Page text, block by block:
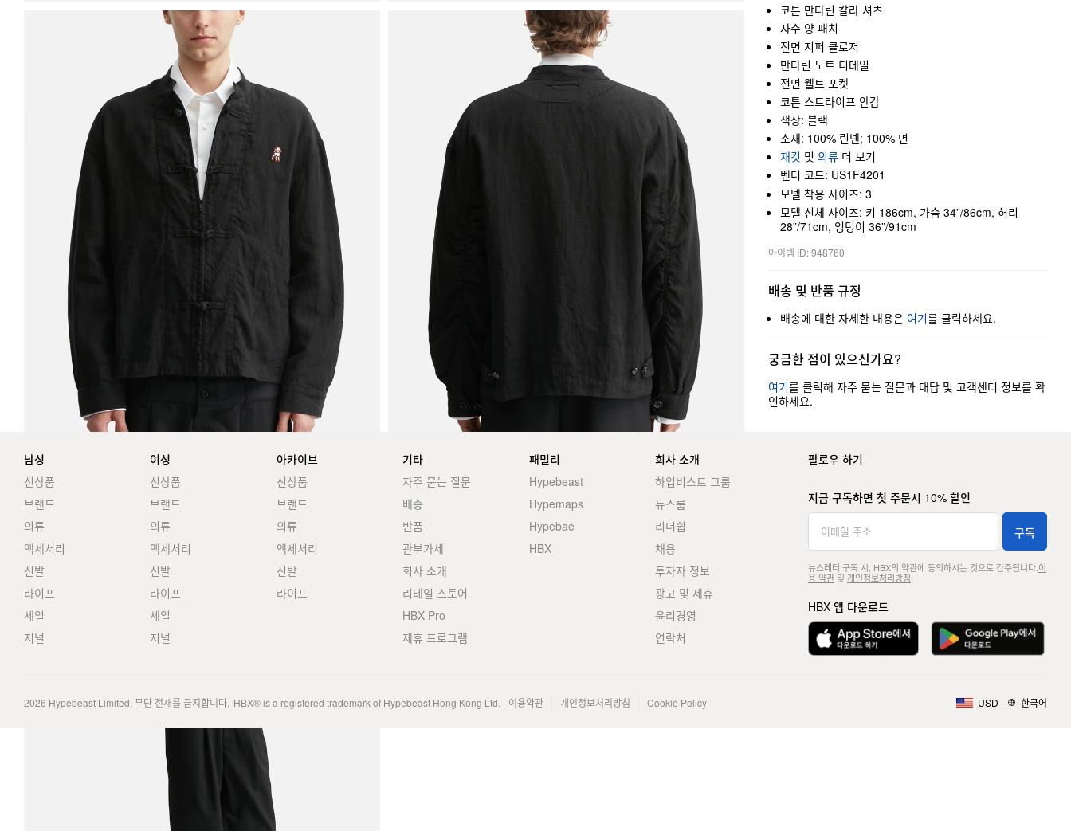
코튼 만다린 칼라 셔츠
자수 양 패치
전면 지퍼 클로저
만다린 노트 디테일
전면 웰트 포켓
코튼 스트라이프 안감
색상: 블랙
소재: 100% 린넨; 100% 면
재킷 및 의류 더 보기
벤더 코드: US1F4201
모델 착용 사이즈: 3
모델 신체 사이즈: 키 186cm, 가슴 34”/86cm, 허리
28”/71cm, 엉덩이 36”/91cm
아이템 ID: 948760
배송 및 반품 규정
배송에 대한 자세한 내용은 여기를 클릭하세요.
궁금한 점이 있으신가요?
여기를 클릭해 자주 묻는 질문과 대답 및 고객센터 정보를 확
인하세요.
남성
신상품
브랜드
의류
액세서리
신발
라이프
세일
저널
여성
신상품
브랜드
의류
액세서리
신발
라이프
세일
저널
아카이브
신상품
브랜드
의류
액세서리
신발
라이프
기타
자주 묻는 질문
배송
반품
관부가세
회사 소개
리테일 스토어
HBX Pro
제휴 프로그램
패밀리
Hypebeast
Hypemaps
Hypebae
HBX
회사 소개
하입비스트 그룹
뉴스룸
리더쉽
채용
투자자 정보
광고 및 제휴
윤리경영
연락처
팔로우 하기
지금 구독하면 첫 주문시 10% 할인
구독
뉴스레터 구독 시, HBX의 약관에 동의하시는 것으로 간주됩니다. 이
용 약관및 개인정보처리방침
HBX 앱 다운로드
2026 Hypebeast Limited. 무단 전재를 금지합니다. HBX® is a registered trademark of Hypebeast Hong Kong Ltd. 이용약관 개인정보처리방침 Cookie Policy USD 한국어